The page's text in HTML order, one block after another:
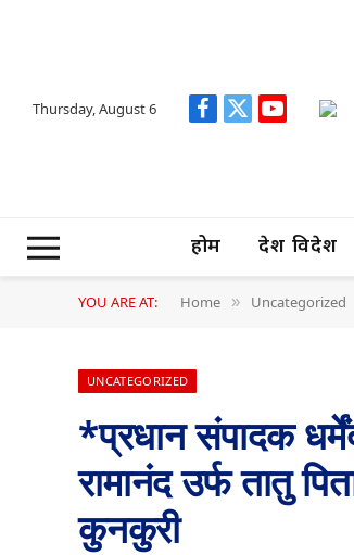
Thursday, August 6 Facebook
X
YouTube
होम देश विदेश
YOU ARE AT: Home » Uncategorized
UNCATEGORIZED
*प्रधान संपादक
रामानंद उर्फ तातु
कुनकुरी